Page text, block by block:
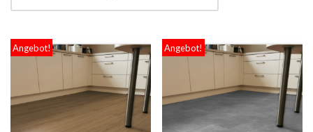
Angebot! Angebot!